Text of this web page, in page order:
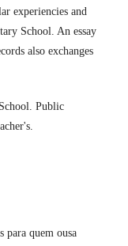
experiencies and
School. An essay
also exchanges
Public
para quem ousa